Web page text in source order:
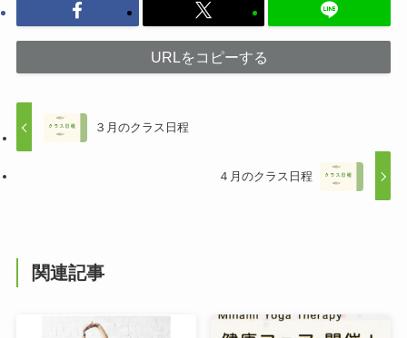
URLをコピーする
３月のクラス日程
４月のクラス日程
関連記事